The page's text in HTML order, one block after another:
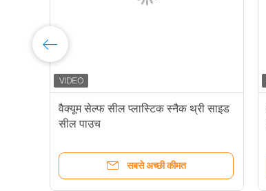
वैक्यूम सेल्फ सील प्लास्टिक स्नैक थ्री साइड
सील पाउच
सबसे अच्छी कीमत